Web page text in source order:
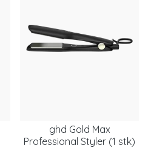
ghd Gold Max
Professional Styler (1 stk)